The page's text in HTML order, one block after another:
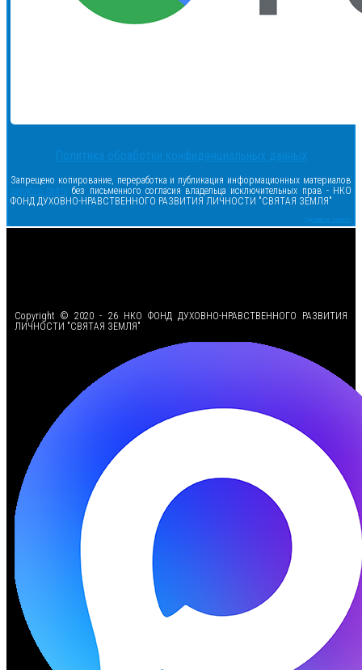
Политика обработки конфиденциальных данных
Запрещено копирование, переработка и публикация информационных материалов
данного сайта без письменного согласия владельца исключительных прав - НКО
ФОНД ДУХОВНО-НРАВСТВЕННОГО РАЗВИТИЯ ЛИЧНОСТИ "СВЯТАЯ ЗЕМЛЯ"
Сделано в samsite
Copyright © 2020 - 26 НКО ФОНД ДУХОВНО-НРАВСТВЕННОГО РАЗВИТИЯ
ЛИЧНОСТИ "СВЯТАЯ ЗЕМЛЯ"